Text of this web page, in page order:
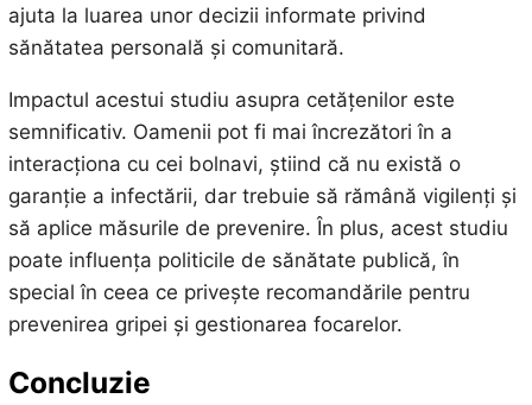
ajuta la luarea unor decizii informate privind
sănătatea personală și comunitară.
Impactul acestui studiu asupra cetățenilor este
semnificativ. Oamenii pot fi mai încrezători în a
interacționa cu cei bolnavi, știind că nu există o
garanție a infectării, dar trebuie să rămână vigilenți și
să aplice măsurile de prevenire. În plus, acest studiu
poate influența politicile de sănătate publică, în
special în ceea ce privește recomandările pentru
prevenirea gripei și gestionarea focarelor.
Concluzie